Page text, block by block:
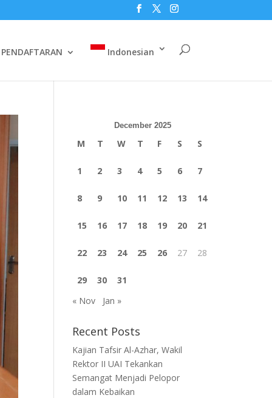
PENDAFTARAN Indonesian
December 2025
M T W T F S S
1 2 3 4 5 6 7
8 9 10 11 12 13 14
15 16 17 18 19 20 21
22 23 24 25 26 27 28
29 30
31
« Nov
Jan »
Recent Posts
Kajian Tafsir Al-Azhar, Wakil
Rektor II UAI Tekankan
Semangat Menjadi Pelopor
dalam Kebaikan